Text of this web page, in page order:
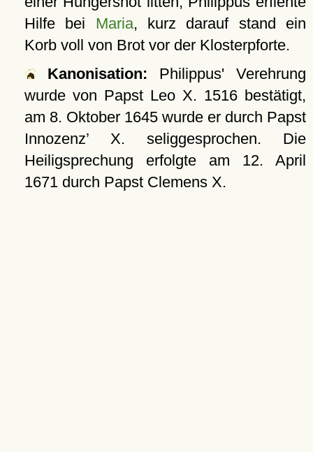
Hilfe bei Maria, kurz darauf stand ein
Korb voll von Brot vor der Klosterpforte.
Kanonisation: Philippus' Verehrung
wurde von Papst Leo X. 1516bestätigt,
am 8. Oktober 1645wurde er durch Papst
Innozenz’ X. seliggesprochen. Die
Heiligsprechung erfolgte am 12. April
1671durch Papst Clemens X.